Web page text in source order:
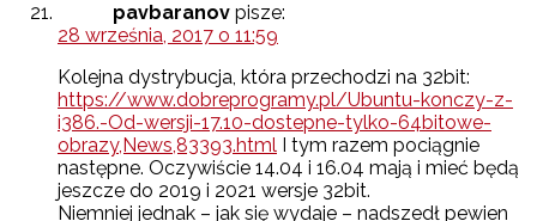
pavbaranov pisze:
28 września, 2017 o 11:59
Kolejna dystrybucja, która przechodzi na 32bit:
https://www.dobreprogramy.pl/Ubuntu-konczy-z-
i386.-Od-wersji-17.10-dostepne-tylko-64bitowe-
obrazy,News,83393.html I tym razem pociągnie
następne. Oczywiście 14.04 i 16.04 mają i mieć będą
jeszcze do 2019 i 2021 wersje 32bit.
Niemniej jednak – jak się wydaje – nadszedł pewien